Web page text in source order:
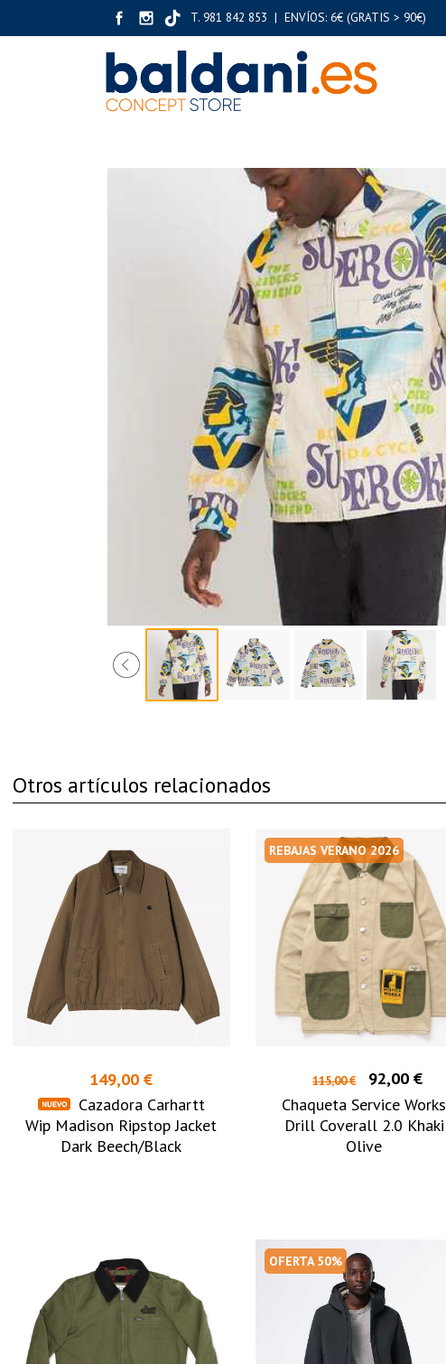
T. 981 842 853 | ENVÍOS: 6€ (GRATIS > 90€)
Otros artículos relacionados
149,00 €
Cazadora Carhartt
Wip Madison Ripstop Jacket
Dark Beech/Black
REBAJAS VERANO 2026
115,00 €
92,00 €
Chaqueta Service Works
Drill Coverall 2.0 Khaki
Olive
OFERTA 50%